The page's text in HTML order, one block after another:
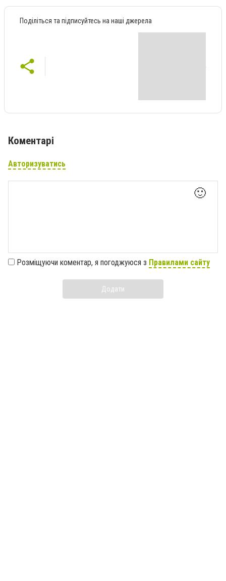
Поділіться та підписуйтесь на наші джерела
Коментарі
Авторизуватись
🙂
Розміщуючи коментар, я погоджуюся з Правилами сайту
Додати